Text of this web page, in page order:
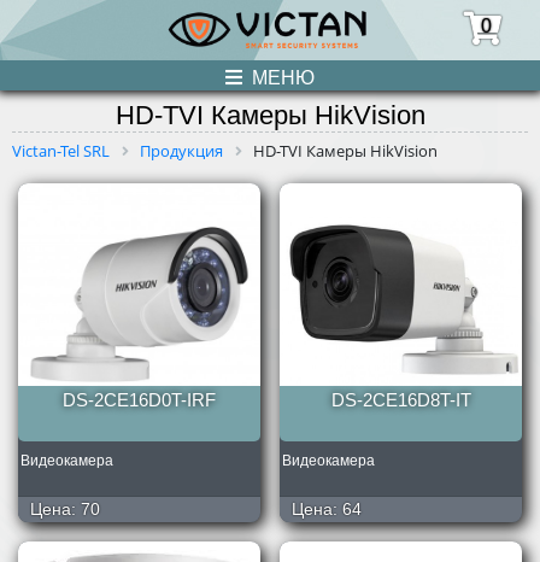
0
МЕНЮ
ПРОДУКЦИЯ
НОВОСТИ
О НАС
УСЛУГИ
КОНТАКТЫ
HD-TVI Камеры HikVision
Victan-Tel SRL Продукция HD-TVI Камеры HikVision
DS-2CE16D0T-IRF
Видеокамера
Цена: 70
DS-2CE16D8T-IT
Видеокамера
Цена: 64